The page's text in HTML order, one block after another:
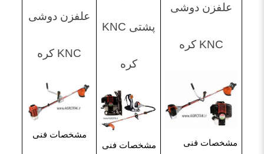
علفزن دوشی
KNC کره
مشخصات فنی
پشتی KNC
کره
مشخصات فنی
علفزن دوشی
KNC کره
مشخصات فنی